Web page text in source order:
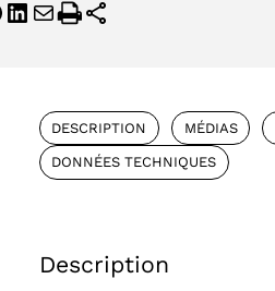
DESCRIPTION MÉDIAS
DONNÉES TECHNIQUES
Description